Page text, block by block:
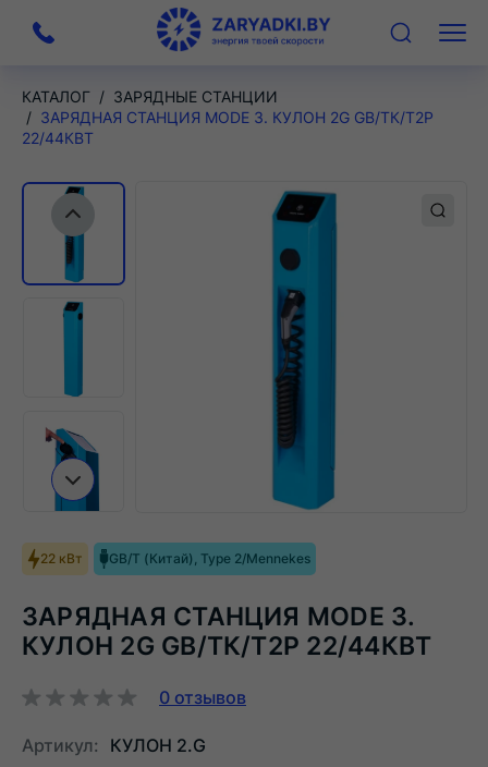
На
главную
Меню
КАТАЛОГ
ЗАРЯДНЫЕ СТАНЦИИ
ЗАРЯДНАЯ СТАНЦИЯ MODE 3. КУЛОН 2G GB/TК/Т2Р
22/44КВТ
22 кВт GB/T (Китай), Type 2/Mennekes
ЗАРЯДНАЯ СТАНЦИЯ MODE 3.
КУЛОН 2G GB/TК/Т2Р 22/44КВТ
0 отзывов
Артикул: КУЛОН 2.G
Предыдущий слайд
Следующий слайд